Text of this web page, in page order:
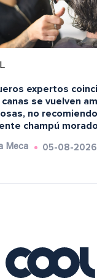
expertos
se vuelven
no
champú
Meca 05-08-2026